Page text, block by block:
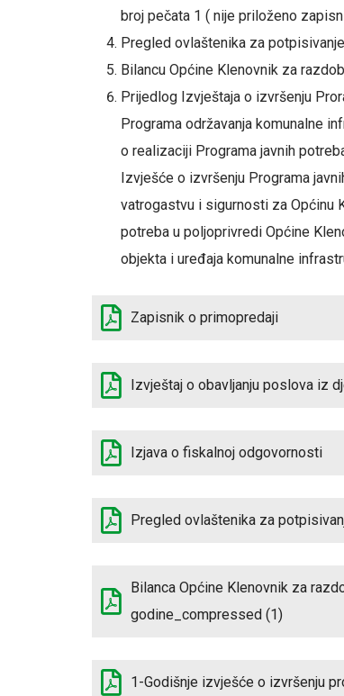
broj pečata 1 ( nije priloženo
Pregled ovlaštenika za
Bilancu Općine Klenovnik za
Prijedlog Izvještaja o izvršenju
Programa održavanja komunalne
o realizaciji Programa javnih
Izvješće o izvršenju Programa
vatrogastvu i sigurnosti za Općinu
potreba u poljoprivredi Općine
objekta i uređaja komunalne
Zapisnik o primopredaji
Izvještaj o obavljanju poslova iz
Izjava o fiskalnoj odgovornosti
Pregled ovlaštenika za
Bilanca Općine Klenovnik za
godine_compressed (1)
1-Godišnje izvješće o izvršenju